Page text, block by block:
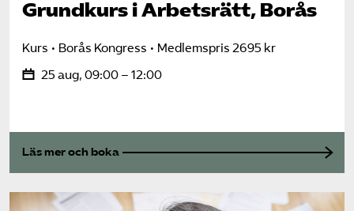
Grundkurs i Arbetsrätt, Borås
Kurs Borås Kongress
Medlemspris 2695 kr
25 aug, 09:00 – 12:00
Läs mer och boka